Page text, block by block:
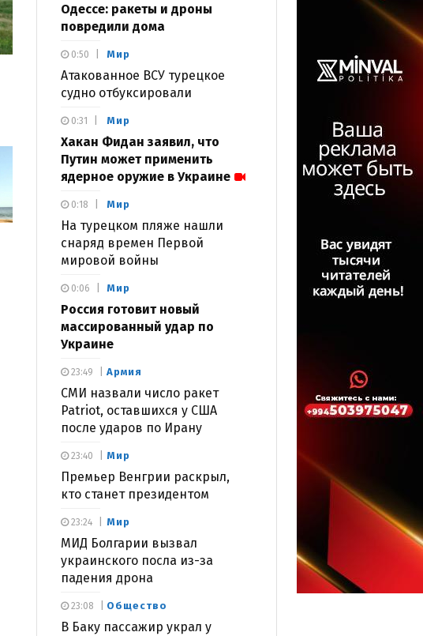
Одессе: ракеты и дроны
повредили дома
Мир
Атакованное ВСУ турецкое
судно отбуксировали
0:50
Мир
Хакан Фидан заявил, что
Путин может применить
ядерное оружие в Украине
0:31
Мир
На турецком пляже нашли
снаряд времен Первой
мировой войны
0:18
Мир
Россия готовит новый
массированный удар по
Украине
0:06
Армия
СМИ назвали число ракет
Patriot, оставшихся у США
после ударов по Ирану
23:49
Мир
Премьер Венгрии раскрыл,
кто станет президентом
23:40
Мир
МИД Болгарии вызвал
украинского посла из-за
падения дрона
23:24
Общество
В Баку пассажир украл у
23:08